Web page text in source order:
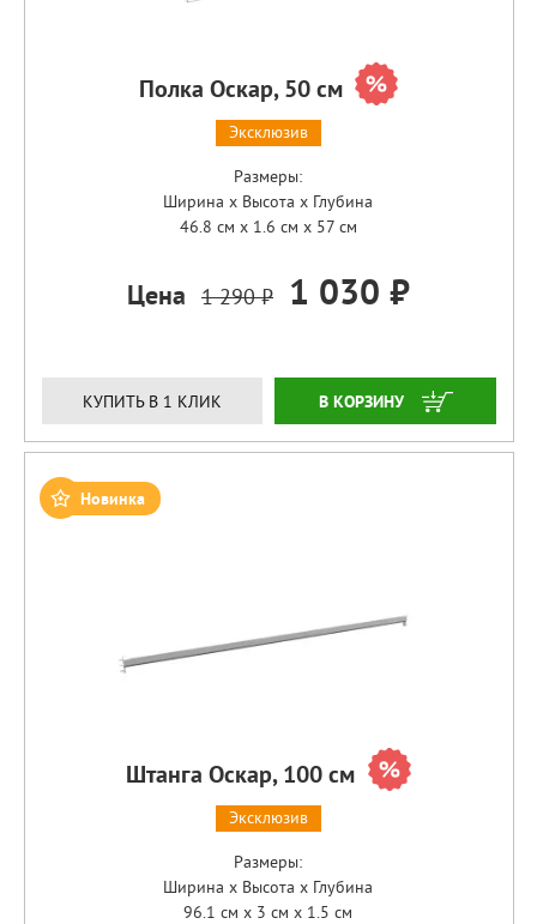
Полка Оскар, 50 см
Эксклюзив
Размеры:
Ширина x Высота x Глубина
46.8 см x 1.6 см x 57 см
Цена 1 290 ₽ 1 030 ₽
КУПИТЬ В 1 КЛИК ЗАКАЗАТЬ
Новинка
Штанга Оскар, 100 см
Эксклюзив
Размеры:
Ширина x Высота x Глубина
96.1 см x 3 см x 1.5 см